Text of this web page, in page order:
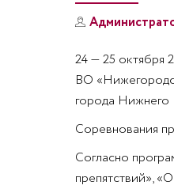
24 — 25 октября
ВО
города
Соревнования
Согласно
препятствий»,